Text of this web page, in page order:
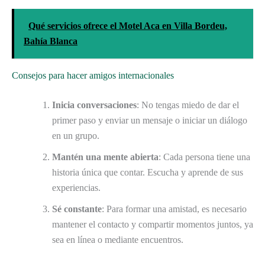
Qué servicios ofrece el Motel Aca en Villa Bordeu,
Bahía Blanca
Consejos para hacer amigos internacionales
Inicia conversaciones: No tengas miedo de dar el
primer paso y enviar un mensaje o iniciar un diálogo
en un grupo.
Mantén una mente abierta: Cada persona tiene una
historia única que contar. Escucha y aprende de sus
experiencias.
Sé constante: Para formar una amistad, es necesario
mantener el contacto y compartir momentos juntos, ya
sea en línea o mediante encuentros.